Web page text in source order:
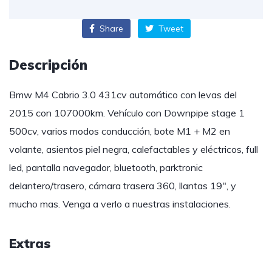
Share Tweet
Descripción
Bmw M4 Cabrio 3.0 431cv automático con levas del
2015 con 107000km. Vehículo con Downpipe stage 1
500cv, varios modos conducción, bote M1 + M2 en
volante, asientos piel negra, calefactables y eléctricos, full
led, pantalla navegador, bluetooth, parktronic
delantero/trasero, cámara trasera 360, llantas 19″, y
mucho mas. Venga a verlo a nuestras instalaciones.
Extras